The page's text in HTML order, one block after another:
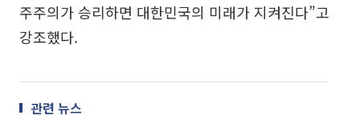
주주의가 승리하면 대한민국의 미래가 지켜진다”고
강조했다.
관련 뉴스